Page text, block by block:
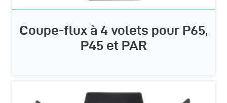
Coupe-flux à 4 volets pour P65,
P45 et PAR